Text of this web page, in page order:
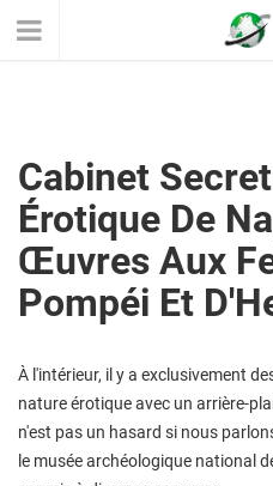
Cabinet
Érotique De
Œuvres Aux
Pompéi Et
À l'intérieur, il y a exclusivement
nature érotique avec un arrière-
n'est pas un hasard si nous
le musée archéologique national